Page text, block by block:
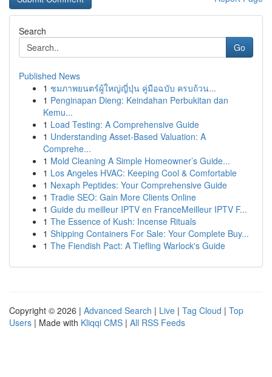
Search
Go
Published News
1 ชมภาพยนตร์ผู้ใหญ่ญี่ปุ่น คู่มือฉบับ ครบถ้วน...
1 Penginapan Dieng: Keindahan Perbukitan dan
Kemu...
1 Load Testing: A Comprehensive Guide
1 Understanding Asset-Based Valuation: A
Comprehe...
1 Mold Cleaning A Simple Homeowner’s Guide...
1 Los Angeles HVAC: Keeping Cool & Comfortable
1 Nexaph Peptides: Your Comprehensive Guide
1 Tradie SEO: Gain More Clients Online
1 Guide du meilleur IPTV en FranceMeilleur IPTV F...
1 The Essence of Kush: Incense Rituals
1 Shipping Containers For Sale: Your Complete Buy...
1 The Fiendish Pact: A Tiefling Warlock's Guide
Copyright © 2026 | Advanced Search | Live | Tag Cloud | Top
Users | Made with Kliqqi CMS | All RSS Feeds